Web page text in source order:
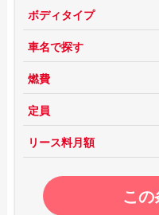
ボディタイプ
車名で探す
燃費
定員
リース料月額
こ